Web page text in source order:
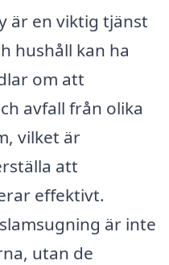
är en viktig tjänst
hushåll kan ha
om att
avfall från olika
vilket är
att
effektivt.
är inte
utan de